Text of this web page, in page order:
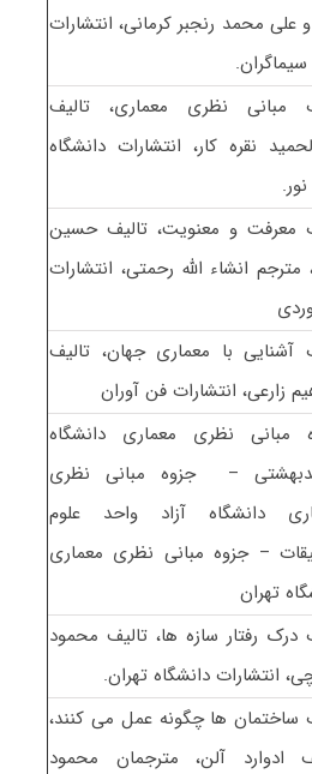
و علی محمد رنجبر کرمانی، انتشارات
سیماگران.
مبانی نظری معماری، تالیف
نقره کار، انتشارات دانشگاه
معرفت و معنویت، تالیف حسین
مترجم انشاء الله رحمتی، انتشارات
آشنایی با معماری جهان، تالیف
زارعی، انتشارات فن آوران
مبانی نظری معماری دانشگاه
– جزوه مبانی نظری
دانشگاه آزاد واحد علوم
– جزوه مبانی نظری معماری
تهران
درک رفتار سازه ها، تالیف محمود
انتشارات دانشگاه تهران.
ساختمان ها چگونه عمل می کنند،
ادوارد آلن، مترجمان محمود